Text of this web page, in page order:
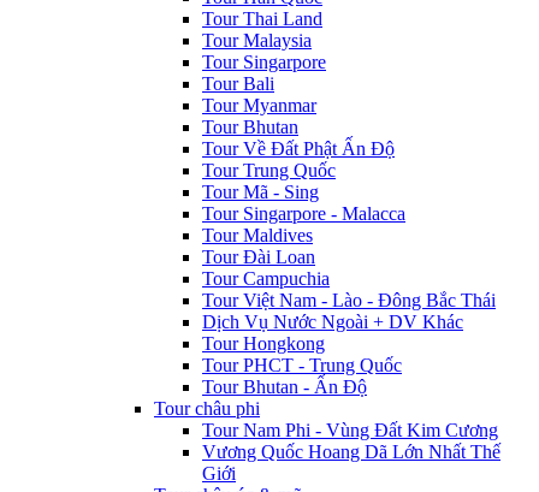
Tour Thai Land
Tour Malaysia
Tour Singarpore
Tour Bali
Tour Myanmar
Tour Bhutan
Tour Về Đất Phật Ấn Độ
Tour Trung Quốc
Tour Mã - Sing
Tour Singarpore - Malacca
Tour Maldives
Tour Đài Loan
Tour Campuchia
Tour Việt Nam - Lào - Đông Bắc Thái
Dịch Vụ Nước Ngoài + DV Khác
Tour Hongkong
Tour PHCT - Trung Quốc
Tour Bhutan - Ấn Độ
Tour châu phi
Tour Nam Phi - Vùng Đất Kim Cương
Vương Quốc Hoang Dã Lớn Nhất Thế
Giới